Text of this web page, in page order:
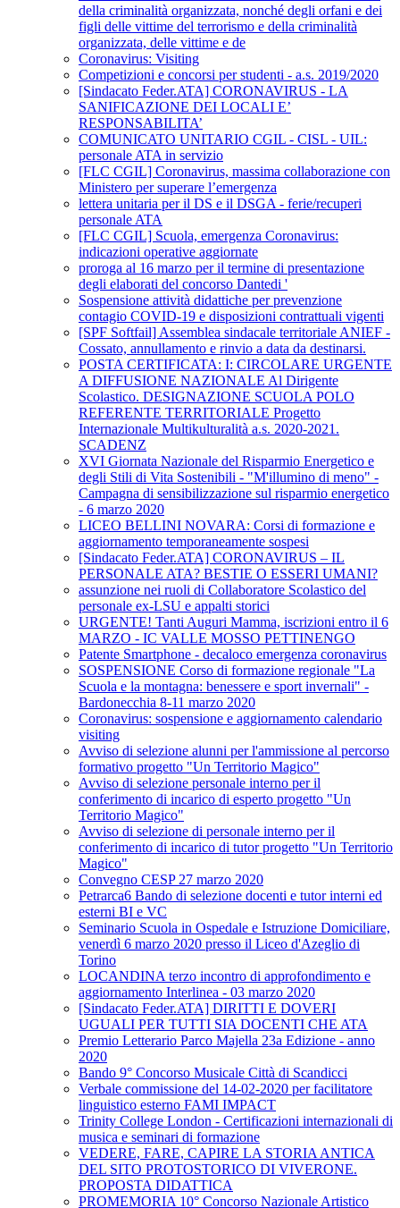
della criminalità organizzata, nonché degli orfani e dei
figli delle vittime del terrorismo e della criminalità
organizzata, delle vittime e de
Coronavirus: Visiting
Competizioni e concorsi per studenti - a.s. 2019/2020
[Sindacato Feder.ATA] CORONAVIRUS - LA
SANIFICAZIONE DEI LOCALI E’
RESPONSABILITA’
COMUNICATO UNITARIO CGIL - CISL - UIL:
personale ATA in servizio
[FLC CGIL] Coronavirus, massima collaborazione con
Ministero per superare l’emergenza
lettera unitaria per il DS e il DSGA - ferie/recuperi
personale ATA
[FLC CGIL] Scuola, emergenza Coronavirus:
indicazioni operative aggiornate
proroga al 16 marzo per il termine di presentazione
degli elaborati del concorso Dantedi '
Sospensione attività didattiche per prevenzione
contagio COVID-19 e disposizioni contrattuali vigenti
[SPF Softfail] Assemblea sindacale territoriale ANIEF -
Cossato, annullamento e rinvio a data da destinarsi.
POSTA CERTIFICATA: I: CIRCOLARE URGENTE
A DIFFUSIONE NAZIONALE Al Dirigente
Scolastico. DESIGNAZIONE SCUOLA POLO
REFERENTE TERRITORIALE Progetto
Internazionale Multikulturalità a.s. 2020-2021.
SCADENZ
XVI Giornata Nazionale del Risparmio Energetico e
degli Stili di Vita Sostenibili - "M'illumino di meno" -
Campagna di sensibilizzazione sul risparmio energetico
- 6 marzo 2020
LICEO BELLINI NOVARA: Corsi di formazione e
aggiornamento temporaneamente sospesi
[Sindacato Feder.ATA] CORONAVIRUS – IL
PERSONALE ATA? BESTIE O ESSERI UMANI?
assunzione nei ruoli di Collaboratore Scolastico del
personale ex-LSU e appalti storici
URGENTE! Tanti Auguri Mamma, iscrizioni entro il 6
MARZO - IC VALLE MOSSO PETTINENGO
Patente Smartphone - decaloco emergenza coronavirus
SOSPENSIONE Corso di formazione regionale "La
Scuola e la montagna: benessere e sport invernali" -
Bardonecchia 8-11 marzo 2020
Coronavirus: sospensione e aggiornamento calendario
visiting
Avviso di selezione alunni per l'ammissione al percorso
formativo progetto "Un Territorio Magico"
Avviso di selezione personale interno per il
conferimento di incarico di esperto progetto "Un
Territorio Magico"
Avviso di selezione di personale interno per il
conferimento di incarico di tutor progetto "Un Territorio
Magico"
Convegno CESP 27 marzo 2020
Petrarca6 Bando di selezione docenti e tutor interni ed
esterni BI e VC
Seminario Scuola in Ospedale e Istruzione Domiciliare,
venerdì 6 marzo 2020 presso il Liceo d'Azeglio di
Torino
LOCANDINA terzo incontro di approfondimento e
aggiornamento Interlinea - 03 marzo 2020
[Sindacato Feder.ATA] DIRITTI E DOVERI
UGUALI PER TUTTI SIA DOCENTI CHE ATA
Premio Letterario Parco Majella 23a Edizione - anno
2020
Bando 9° Concorso Musicale Città di Scandicci
Verbale commissione del 14-02-2020 per facilitatore
linguistico esterno FAMI IMPACT
Trinity College London - Certificazioni internazionali di
musica e seminari di formazione
VEDERE, FARE, CAPIRE LA STORIA ANTICA
DEL SITO PROTOSTORICO DI VIVERONE.
PROPOSTA DIDATTICA
PROMEMORIA 10° Concorso Nazionale Artistico